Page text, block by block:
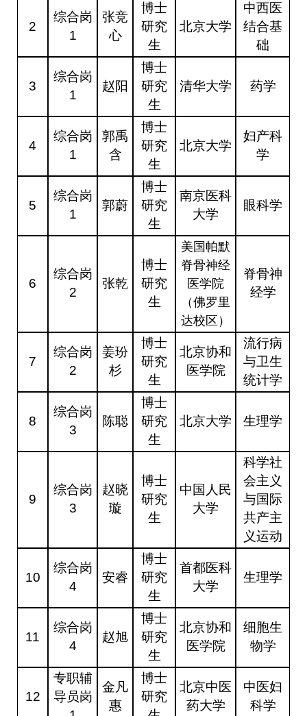
2
综合岗
1
张竞
心
博士
研究
生
北京大学
中西医
结合基
础
3
综合岗
1
赵阳
博士
研究
生
清华大学 药学
4
综合岗
1
郭禹
含
博士
研究
生
北京大学
妇产科
学
5
综合岗
1
郭蔚
博士
研究
生
南京医科
大学
眼科学
6
综合岗
2
张乾
博士
研究
生
美国帕默
脊骨神经
医学院
（佛罗里
达校区）
脊骨神
经学
7
综合岗
2
姜玢
杉
博士
研究
生
北京协和
医学院
流行病
与卫生
统计学
8
综合岗
3
陈聪
博士
研究
生
北京大学 生理学
9
综合岗
3
赵晓
璇
博士
研究
生
中国人民
大学
科学社
会主义
与国际
共产主
义运动
10
综合岗
4
安睿
博士
研究
生
首都医科
大学
生理学
11
综合岗
4
赵旭
博士
研究
生
北京协和
医学院
细胞生
物学
12
专职辅
导员岗
金凡
惠
博士
研究
北京中医
药大学
中医妇
科学